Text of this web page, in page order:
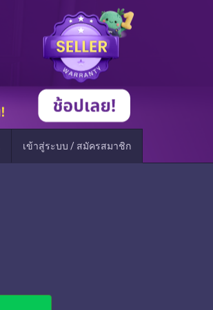
เข้าสู่ระบบ / สมัครสมาชิก